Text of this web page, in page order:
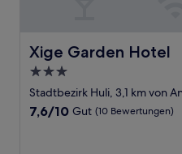
Xige Garden Hotel
Xige Garden Hotel
3.0-
Sterne-
Unterkunft
Stadtbezirk Huli, 3,1 km von
7.6
7,6/10 Gut (10 Bewertungen)